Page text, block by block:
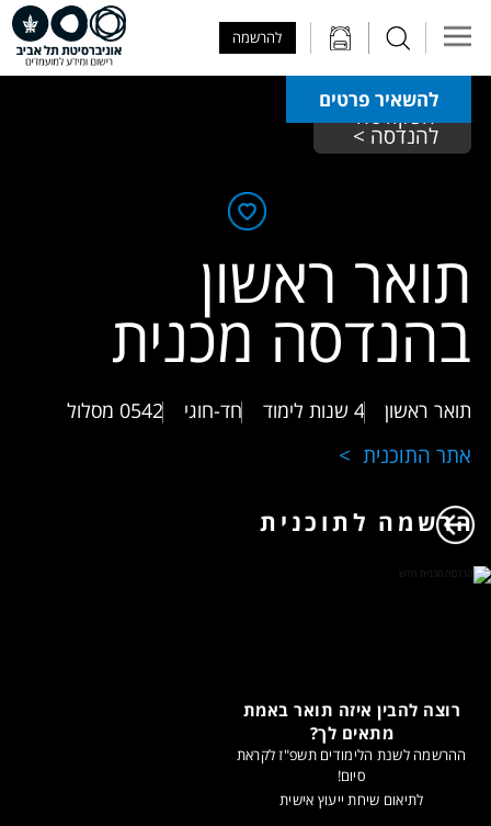
להרשמה
להשאיר פרטים
הפקולטה
להנדסה >
תואר ראשון
בהנדסה מכנית
תואר ראשון 4 שנות לימוד חד-חוגי 0542 מסלול
אתר התוכנית
הרשמה לתוכנית
רוצה להבין איזה תואר באמת
מתאים לך?
ההרשמה לשנת הלימודים תשפ"ז לקראת
סיום!
לתיאום שיחת ייעוץ אישית